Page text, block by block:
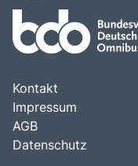
Kontakt
Impressum
AGB
Datenschutz